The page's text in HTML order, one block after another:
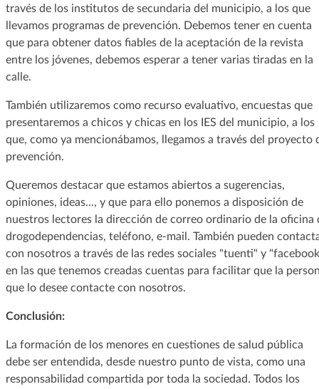
través de los institutos de secundaria del municipio, a los que
llevamos programas de prevención. Debemos tener en cuenta
que para obtener datos fiables de la aceptación de la revista
entre los jóvenes, debemos esperar a tener varias tiradas en la
calle.
También utilizaremos como recurso evaluativo, encuestas que
presentaremos a chicos y chicas en los IES del municipio, a los
que, como ya mencionábamos, llegamos a través del proyecto
prevención.
Queremos destacar que estamos abiertos a sugerencias,
opiniones, ideas..., y que para ello ponemos a disposición de
nuestros lectores la dirección de correo ordinario de la oficina
drogodependencias, teléfono, e-mail. También pueden
con nosotros a través de las redes sociales "tuenti" y
en las que tenemos creadas cuentas para facilitar que la
que lo desee contacte con nosotros.
Conclusión:
La formación de los menores en cuestiones de salud pública
debe ser entendida, desde nuestro punto de vista, como una
responsabilidad compartida por toda la sociedad. Todos los